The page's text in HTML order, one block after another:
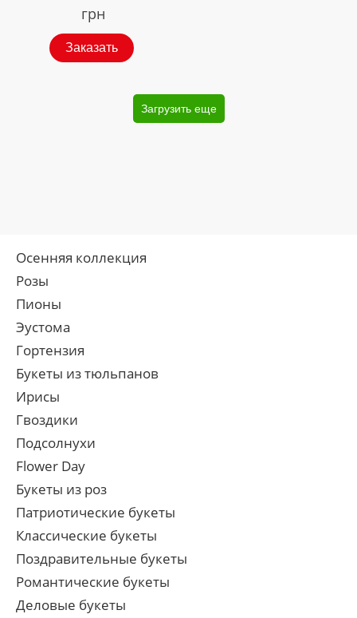
грн
Заказать
Загрузить еще
Осенняя коллекция
Розы
Пионы
Эустома
Гортензия
Букеты из тюльпанов
Ирисы
Гвоздики
Подсолнухи
Flower Day
Букеты из роз
Патриотические букеты
Классические букеты
Поздравительные букеты
Романтические букеты
Деловые букеты